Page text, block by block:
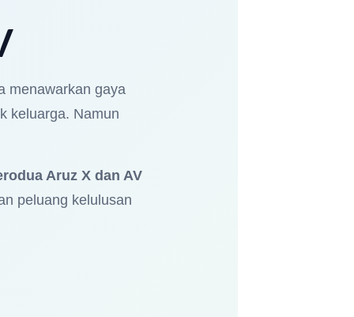
menawarkan gaya
keluarga. Namun
Aruz X dan AV
peluang kelulusan